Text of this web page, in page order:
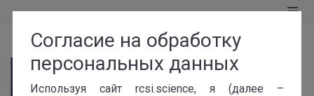
Согласие на обработку
персональных данных
Используя сайт rcsi.science, я (далее –